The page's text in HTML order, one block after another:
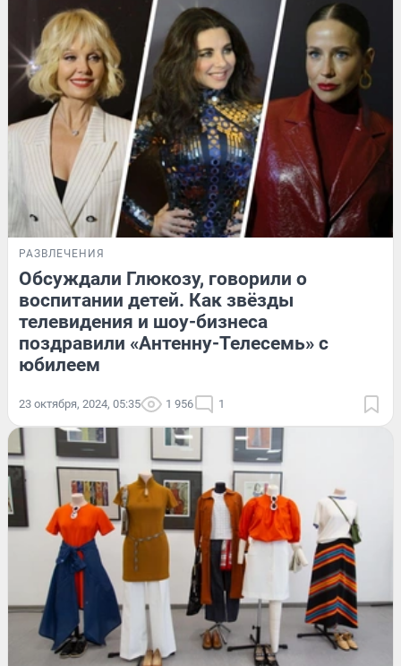
РАЗВЛЕЧЕНИЯ
Обсуждали Глюкозу, говорили о
воспитании детей. Как звёзды
телевидения и шоу-бизнеса
поздравили «Антенну-Телесемь» с
юбилеем
23 октября, 2024, 05:35 1 956 1